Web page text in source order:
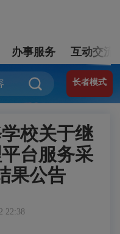
办事服务 互动交流
长者模式
校关于继
台服务采
果公告
22:38